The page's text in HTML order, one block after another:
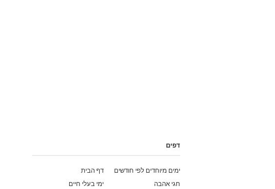
דפים
דף הבית
ימים מיוחדים לפי חודשים
ימי בעלי חיים
חגי אהבה